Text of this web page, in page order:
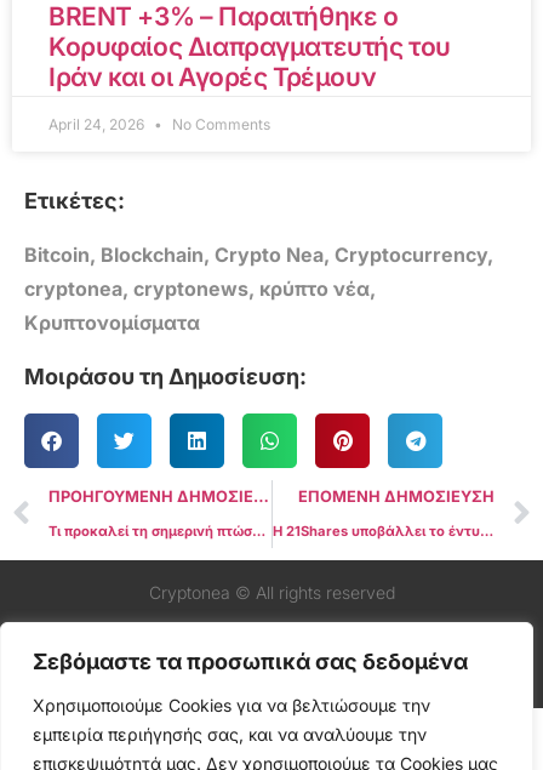
Σεβόμαστε τα προσωπικά σας δεδομένα
Χρησιμοποιούμε Cookies για να βελτιώσουμε την
εμπειρία περιήγησής σας, και να αναλύουμε την
επισκεψιμότητά μας. Δεν χρησιμοποιούμε τα Cookies μας
BRENT +3% – Παραιτήθηκε ο
Κορυφαίος Διαπραγματευτής του
Ιράν και οι Αγορές Τρέμουν
April 24, 2026 No Comments
Ετικέτες:
Bitcoin, Blockchain, Crypto Nea, Cryptocurrency,
cryptonea, cryptonews, κρύπτο νέα,
Κρυπτονομίσματα
Μοιράσου τη Δημοσίευση:
ΠΡΟΗΓΟΥΜΕΝΗ ΔΗΜΟΣΙΕΥΣΗ
Τι προκαλεί τη σημερινή πτώση στην αγορά crypto;
ΕΠΟΜΕΝΗ ΔΗΜΟΣΙΕΥΣΗ
Η 21Shares υποβάλλει το έντυπο S-1 στην SEC για την πρόταση Spot XRP ETF
Cryptonea © All rights reserved